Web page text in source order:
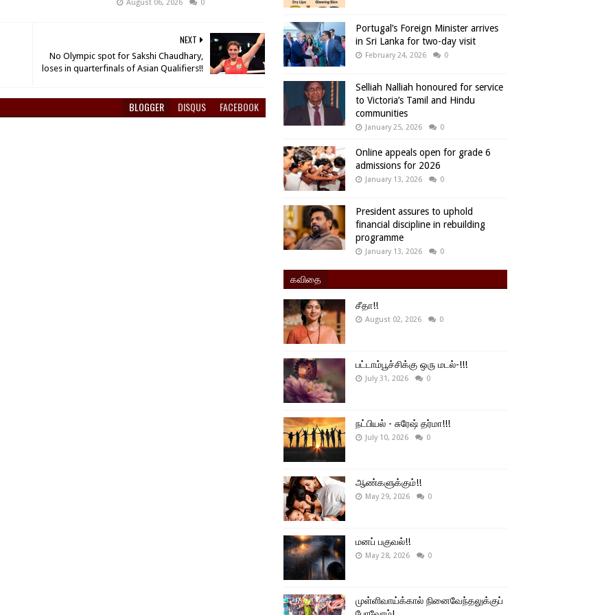
August 06, 2026 0
NEXT
No Olympic spot for Sakshi Chaudhary,
loses in quarterfinals of Asian Qualifiers!!
BLOGGER DISQUS FACEBOOK
Portugal’s Foreign Minister arrives
in Sri Lanka for two-day visit
February 24, 2026 0
Selliah Nalliah honoured for service
to Victoria’s Tamil and Hindu
communities
January 25, 2026 0
Online appeals open for grade 6
admissions for 2026
January 13, 2026 0
President assures to uphold
financial discipline in rebuilding
programme
January 13, 2026 0
கவிதை
சீதா!!
August 02, 2026 0
பட்டாம்பூச்சிக்கு ஒரு மடல்-!!!
July 31, 2026 0
நட்பியல் - சுரேஷ் தர்மா!!!
July 10, 2026 0
ஆண்களுக்கும்!!
May 29, 2026 0
மனப் பகுவல்!!
May 28, 2026 0
முள்ளிவாய்க்கால் நினைவேந்தலுக்குப்